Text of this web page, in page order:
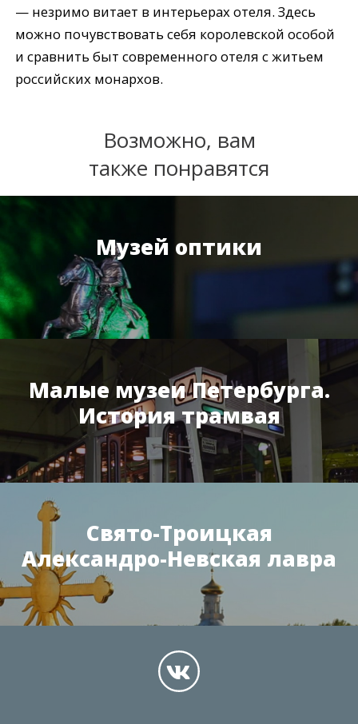
— незримо витает в интерьерах отеля. Здесь
можно почувствовать себя королевской особой
и сравнить быт современного отеля с житьем
российских монархов.
Возможно, вам
также понравятся
Музей оптики
Малые музеи Петербурга.
История трамвая
Свято-Троицкая
Александро-Невская лавра